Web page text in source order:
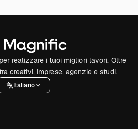
realizzare i tuoi migliori lavori. Oltre
creativi, imprese, agenzie e studi.
Italiano